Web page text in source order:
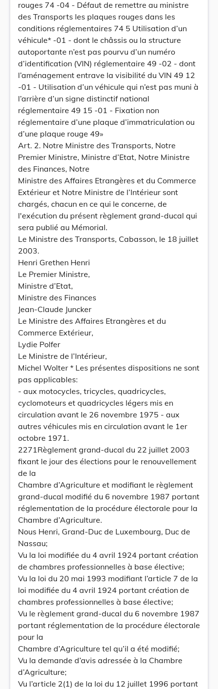
rouges 74 -04 - Défaut de remettre au ministre
des Transports les plaques rouges dans les
conditions réglementaires 74 5 Utilisation d’un
véhicule* -01 - dont le châssis ou la structure
autoportante n’est pas pourvu d’un numéro
d’identification (VIN) réglementaire 49 -02 - dont
l’aménagement entrave la visibilité du VIN 49 12
-01 - Utilisation d’un véhicule qui n’est pas muni à
l’arrière d’un signe distinctif national
réglementaire 49 15 -01 - Fixation non
réglementaire d’une plaque d’immatriculation ou
d’une plaque rouge 49»
Art. 2. Notre Ministre des Transports, Notre
Premier Ministre, Ministre d’Etat, Notre Ministre
des Finances, Notre
Ministre des Affaires Etrangères et du Commerce
Extérieur et Notre Ministre de l’Intérieur sont
chargés, chacun en ce qui le concerne, de
l'exécution du présent règlement grand-ducal qui
sera publié au Mémorial.
Le Ministre des Transports, Cabasson, le 18 juillet
2003.
Henri Grethen Henri
Le Premier Ministre,
Ministre d’Etat,
Ministre des Finances
Jean-Claude Juncker
Le Ministre des Affaires Etrangères et du
Commerce Extérieur,
Lydie Polfer
Le Ministre de l’Intérieur,
Michel Wolter * Les présentes dispositions ne sont
pas applicables:
- aux motocycles, tricycles, quadricycles,
cyclomoteurs et quadricycles légers mis en
circulation avant le 26 novembre 1975 - aux
autres véhicules mis en circulation avant le 1er
octobre 1971.
2271Règlement grand-ducal du 22 juillet 2003
fixant le jour des élections pour le renouvellement
de la
Chambre d’Agriculture et modifiant le règlement
grand-ducal modifié du 6 novembre 1987 portant
réglementation de la procédure électorale pour la
Chambre d’Agriculture.
Nous Henri, Grand-Duc de Luxembourg, Duc de
Nassau;
Vu la loi modifiée du 4 avril 1924 portant création
de chambres professionnelles à base élective;
Vu la loi du 20 mai 1993 modifiant l’article 7 de la
loi modifiée du 4 avril 1924 portant création de
chambres professionnelles à base élective;
Vu le règlement grand-ducal du 6 novembre 1987
portant réglementation de la procédure électorale
pour la
Chambre d’Agriculture tel qu’il a été modifié;
Vu la demande d’avis adressée à la Chambre
d’Agriculture;
Vu l’article 2(1) de la loi du 12 juillet 1996 portant